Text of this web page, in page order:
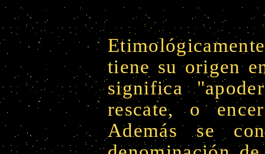
tiene su origen
significa
rescate, o
Además se